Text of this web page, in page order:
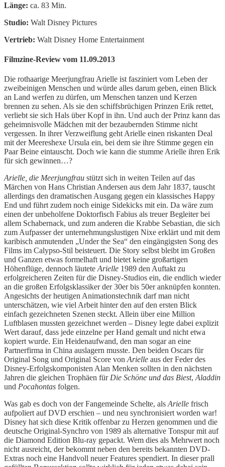
Länge: ca. 83 Min.
Studio: Walt Disney Pictures
Vertrieb: Walt Disney Home Entertainment
Filmzine-Review vom 11.09.2013
Die rothaarige Meerjungfrau Arielle ist fasziniert vom Leben der
zweibeinigen Menschen und würde alles darum geben, einen Blick
an Land werfen zu dürfen, um Menschen tanzen und Kerzen
brennen zu sehen. Als sie den schiffsbrüchigen Prinzen Erik rettet,
verliebt sie sich Hals über Kopf in ihn. Und auch der Prinz kann das
geheimnisvolle Mädchen mit der bezaubernden Stimme nicht
vergessen. In ihrer Verzweiflung geht Arielle einen riskanten Deal
mit der Meereshexe Ursula ein, bei dem sie ihre Stimme gegen ein
Paar Beine eintauscht. Doch wie kann die stumme Arielle ihren Erik
für sich gewinnen…?
Arielle, die Meerjungfrau stützt sich in weiten Teilen auf das
Märchen von Hans Christian Andersen aus dem Jahr 1837, tauscht
allerdings den dramatischen Ausgang gegen ein klassisches Happy
End und führt zudem noch einige Sidekicks mit ein. Da wäre zum
einen der unbeholfene Doktorfisch Fabius als treuer Begleiter bei
allem Schabernack, und zum anderen die Krabbe Sebastian, die sich
zum Aufpasser der unternehmungslustigen Nixe erklärt und mit dem
karibisch anmutenden „Under the Sea“ den eingängigsten Song des
Films im Calypso-Stil beisteuert. Die Story selbst bleibt im Großen
und Ganzen etwas formelhaft und bietet keine großartigen
Höhenflüge, dennoch läutete Arielle 1989 den Auftakt zu
erfolgreicheren Zeiten für die Disney-Studios ein, die endlich wieder
an die großen Erfolgsklassiker der 30er bis 50er anknüpfen konnten.
Angesichts der heutigen Animationstechnik darf man nicht
unterschätzen, wie viel Arbeit hinter den auf den ersten Blick
einfach gezeichneten Szenen steckt. Allein über eine Million
Luftblasen mussten gezeichnet werden – Disney legte dabei explizit
Wert darauf, dass jede einzelne per Hand gemalt und nicht etwa
kopiert wurde. Ein Heidenaufwand, den man sogar an eine
Partnerfirma in China auslagern musste. Den beiden Oscars für
Original Song und Original Score von Arielle aus der Feder des
Disney-Erfolgskomponisten Alan Menken sollten in den nächsten
Jahren die gleichen Trophäen für Die Schöne und das Biest, Aladdin
und Pocahontas folgen.
Was gab es doch von der Fangemeinde Schelte, als Arielle frisch
aufpoliert auf DVD erschien – und neu synchronisiert worden war!
Disney hat sich diese Kritik offenbar zu Herzen genommen und die
deutsche Original-Synchro von 1989 als alternative Tonspur mit auf
die Diamond Edition Blu-ray gepackt. Wem dies als Mehrwert noch
nicht ausreicht, der bekommt neben den bereits bekannten DVD-
Extras noch eine Handvoll neuer Features spendiert. In dieser prall